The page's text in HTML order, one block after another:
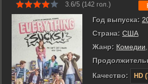
3.6/5 (142 гол.)
Год выпуска:
Страна: США
Жанр: Комедии,
Качество:
HD